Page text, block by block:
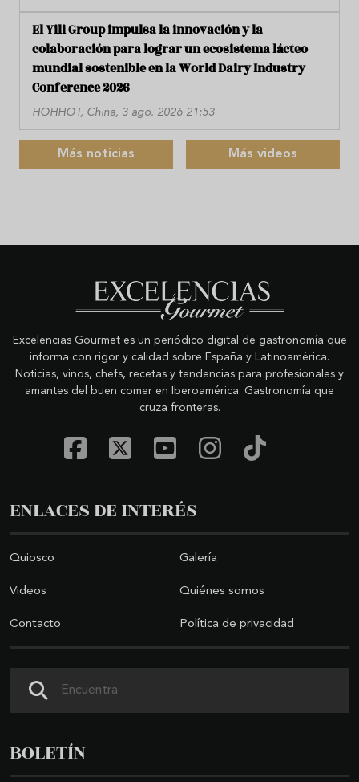
El Yili Group impulsa la innovación y la
colaboración para lograr un ecosistema lácteo
mundial sostenible en la World Dairy Industry
Conference 2026
HOHHOT, China, 3 ago. 2026 21:53
Más noticias Más videos
Excelencias Gourmet es un periódico digital de gastronomía que
informa con rigor y calidad sobre España y Latinoamérica.
Noticias, vinos, chefs, recetas y tendencias para profesionales y
amantes del buen comer en Iberoamérica. Gastronomía que
cruza fronteras.
ENLACES DE INTERÉS
Quiosco Galería
Videos Quiénes somos
Contacto Política de privacidad
BOLETÍN